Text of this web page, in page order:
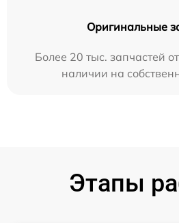
Оригинальные
Более 20 тыс. запчастей
наличии на
Этапы